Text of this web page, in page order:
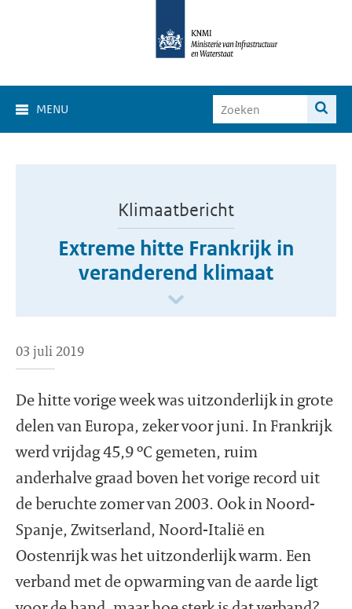
MENU
Klimaatbericht
Extreme hitte Frankrijk in
veranderend klimaat
03 juli 2019
De hitte vorige week was uitzonderlijk in grote
delen van Europa, zeker voor juni. In Frankrijk
werd vrijdag 45,9 ºC gemeten, ruim
anderhalve graad boven het vorige record uit
de beruchte zomer van 2003. Ook in Noord-
Spanje, Zwitserland, Noord-Italië en
Oostenrijk was het uitzonderlijk warm. Een
verband met de opwarming van de aarde ligt